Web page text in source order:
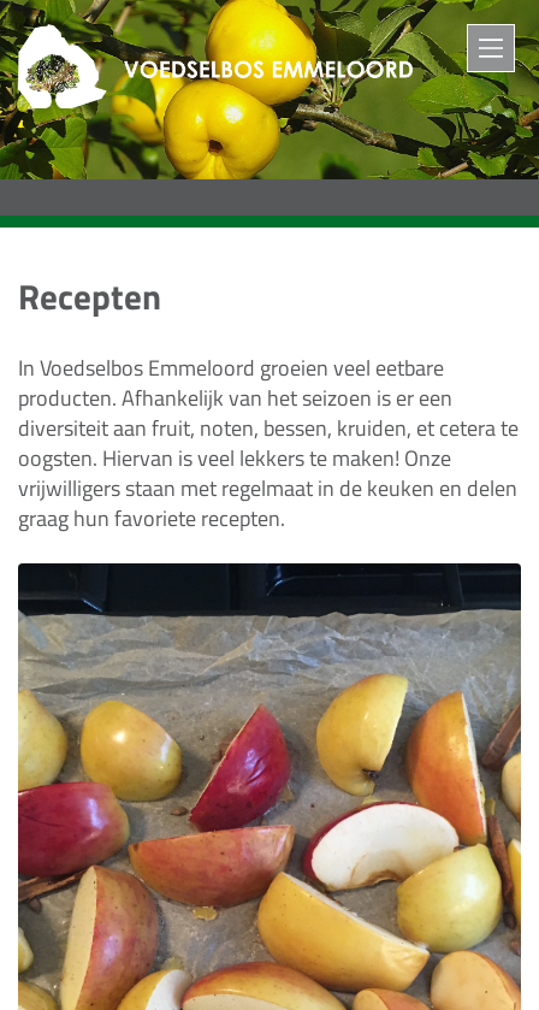
Recepten
In Voedselbos Emmeloord groeien veel eetbare
producten. Afhankelijk van het seizoen is er een
diversiteit aan fruit, noten, bessen, kruiden, et cetera te
oogsten. Hiervan is veel lekkers te maken! Onze
vrijwilligers staan met regelmaat in de keuken en delen
graag hun favoriete recepten.